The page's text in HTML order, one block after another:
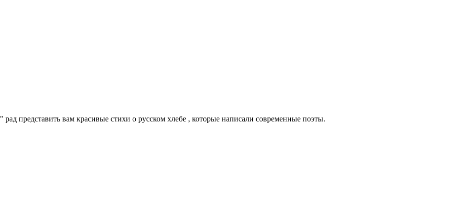
" рад представить вам красивые стихи о русском хлебе , которые написали современные поэты.